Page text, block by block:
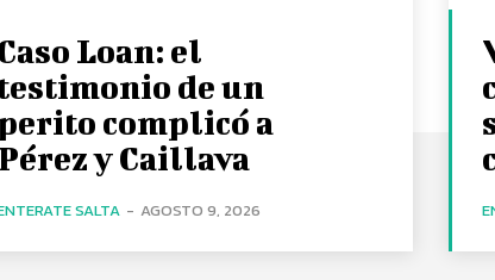
Loan: el
testimonio de un
complicó a
y Caillava
SALTA - AGOSTO 9, 2026